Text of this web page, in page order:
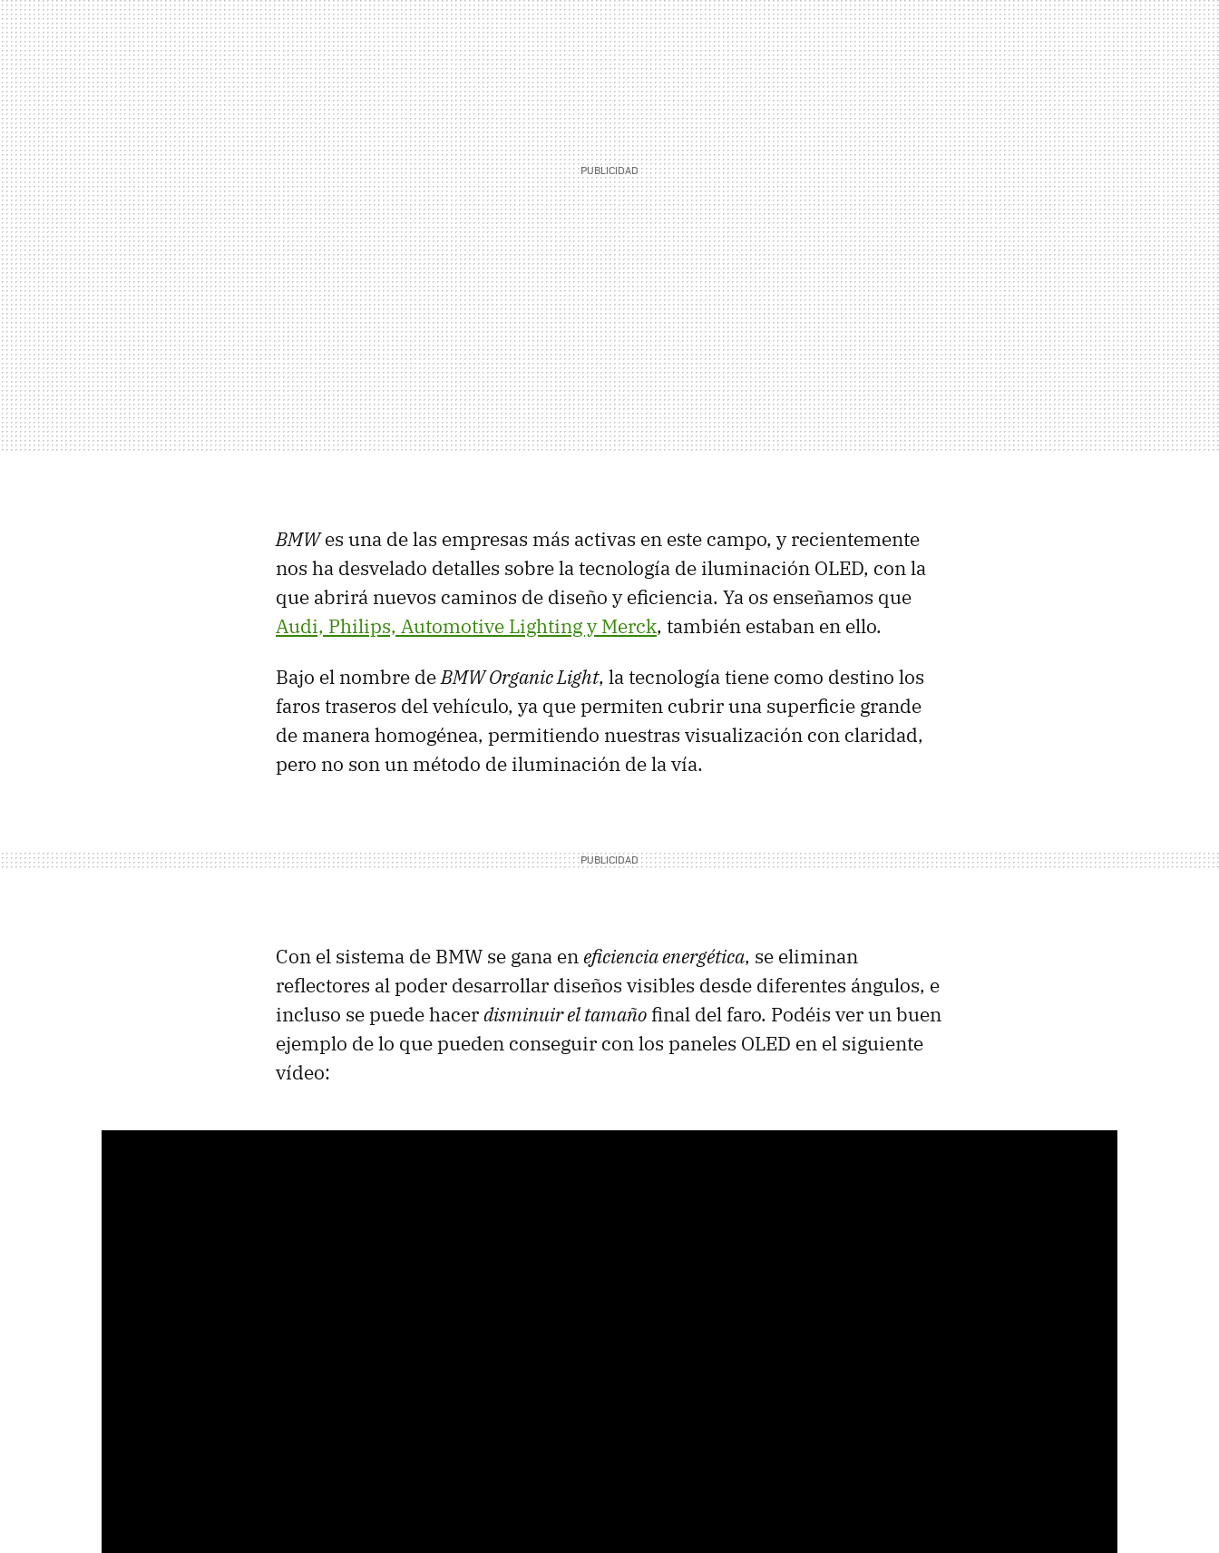
BMWes una de las empresas más activas en este campo, y recientemente
nos ha desvelado detalles sobre la tecnología de iluminación OLED, con la
que abrirá nuevos caminos de diseño y eficiencia. Ya os enseñamos que
Audi, Philips, Automotive Lighting y Merck, también estaban en ello.
Bajo el nombre deBMW Organic Light, la tecnología tiene como destino los
faros traseros del vehículo, ya que permiten cubrir una superficie grande
de manera homogénea, permitiendo nuestras visualización con claridad,
pero no son un método de iluminación de la vía.
Con el sistema de BMW se gana en eficiencia energética, se eliminan
reflectores al poder desarrollar diseños visibles desde diferentes ángulos, e
incluso se puede hacerdisminuir el tamaño final del faro. Podéis ver un buen
ejemplo de lo que pueden conseguir con los paneles OLED en el siguiente
vídeo: